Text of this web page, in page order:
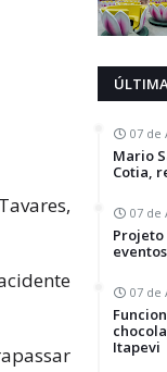
07 de
Mario
Cotia,
07 de
07 de
Itapevi